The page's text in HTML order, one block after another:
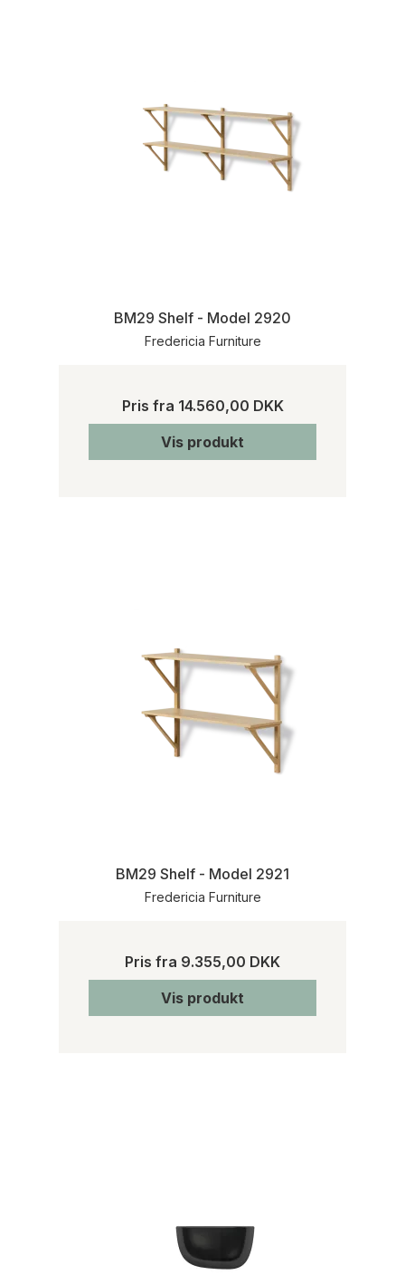
BM29 Shelf - Model 2920
Fredericia Furniture
Pris fra 14.560,00 DKK
Vis produkt
BM29 Shelf - Model 2921
Fredericia Furniture
Pris fra 9.355,00 DKK
Vis produkt